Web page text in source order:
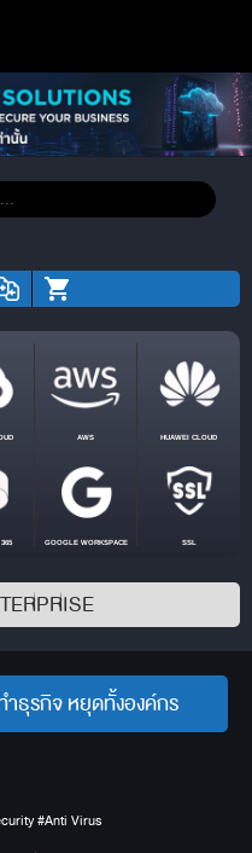
AWS HUAWEI CLOUD
GOOGLE WORKSPACE SSL
ำธุรกิจ หยุดทั้งองค์กร
#Anti Virus